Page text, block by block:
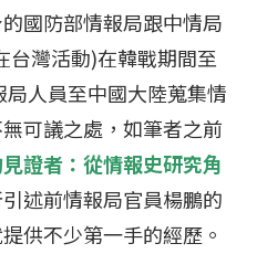
國防部情報局跟中情局
台灣活動)在韓戰期間至
人員至中國大陸蒐集情
可議之處，如筆者之前
證者：從情報史研究角
述前情報局官員楊鵬的
供不少第一手的經歷。